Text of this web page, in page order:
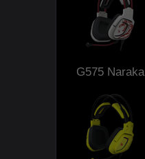
G575 Naraka